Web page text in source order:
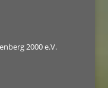
2000 e.V.